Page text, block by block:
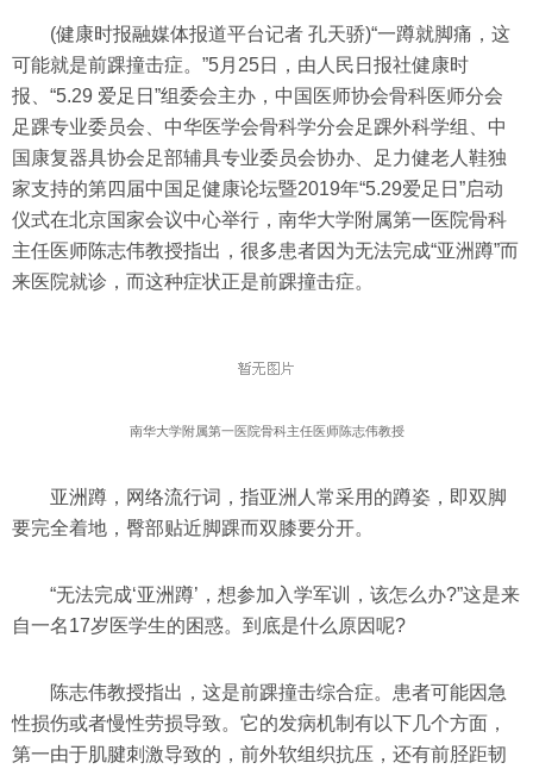
(健康时报融媒体报道平台记者 孔天骄)“一蹲就脚痛，这
可能就是前踝撞击症。”5月25日，由人民日报社健康时
报、“5.29 爱足日”组委会主办，中国医师协会骨科医师分会
足踝专业委员会、中华医学会骨科学分会足踝外科学组、中
国康复器具协会足部辅具专业委员会协办、足力健老人鞋独
家支持的第四届中国足健康论坛暨2019年“5.29爱足日”启动
仪式在北京国家会议中心举行，南华大学附属第一医院骨科
主任医师陈志伟教授指出，很多患者因为无法完成“亚洲蹲”而
来医院就诊，而这种症状正是前踝撞击症。
南华大学附属第一医院骨科主任医师陈志伟教授
亚洲蹲，网络流行词，指亚洲人常采用的蹲姿，即双脚
要完全着地，臀部贴近脚踝而双膝要分开。
“无法完成‘亚洲蹲’，想参加入学军训，该怎么办?”这是来
自一名17岁医学生的困惑。到底是什么原因呢?
陈志伟教授指出，这是前踝撞击综合症。患者可能因急
性损伤或者慢性劳损导致。它的发病机制有以下几个方面，
第一由于肌腱刺激导致的，前外软组织抗压，还有前胫距韧